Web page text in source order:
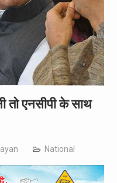
तो एनसीपी के साथ
National